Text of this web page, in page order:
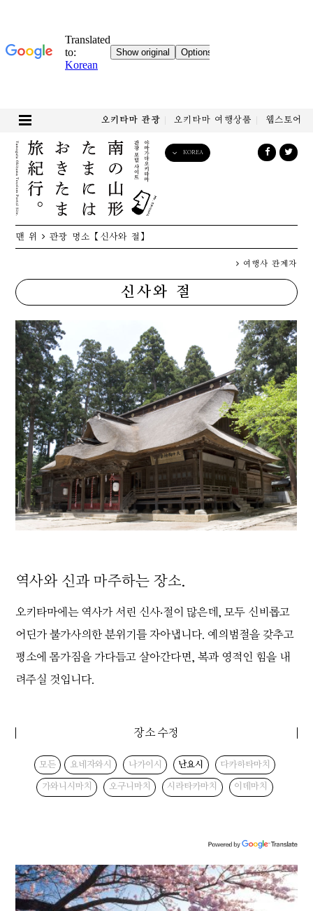
오키타마 관광 오키타마 여행상품 웹스토어
KOREA
맨 위 관광 명소 【신사와 절】
여행사 관계자
신사와 절
역사와 신과 마주하는 장소.
오키타마에는 역사가 서린 신사‧절이 많은데, 모두 신비롭고
어딘가 불가사의한 분위기를 자아냅니다. 예의범절을 갖추고
평소에 몸가짐을 가다듬고 살아간다면, 복과 영적인 힘을 내
려주실 것입니다.
장소 수정
모든 요네자와시 나가이시 난요시 다카하타마치
가와니시마치 오구니마치 시라타카마치 이데마치